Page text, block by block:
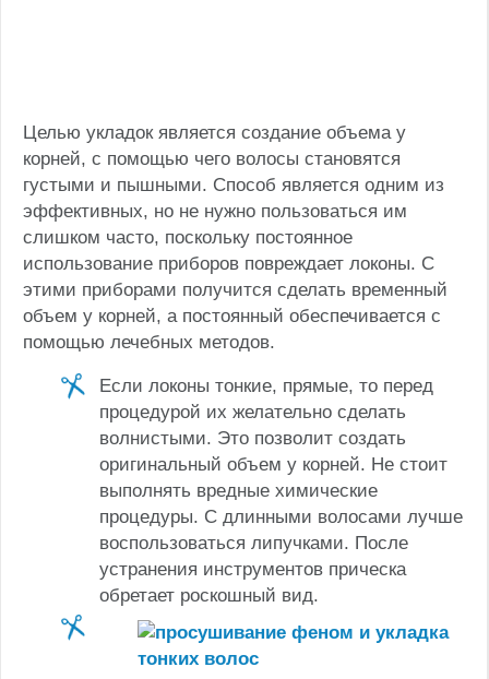
Целью укладок является создание объема у
корней, с помощью чего волосы становятся
густыми и пышными. Способ является одним из
эффективных, но не нужно пользоваться им
слишком часто, поскольку постоянное
использование приборов повреждает локоны. С
этими приборами получится сделать временный
объем у корней, а постоянный обеспечивается с
помощью лечебных методов.
Если локоны тонкие, прямые, то перед
процедурой их желательно сделать
волнистыми. Это позволит создать
оригинальный объем у корней. Не стоит
выполнять вредные химические
процедуры. С длинными волосами лучше
воспользоваться липучками. После
устранения инструментов прическа
обретает роскошный вид.